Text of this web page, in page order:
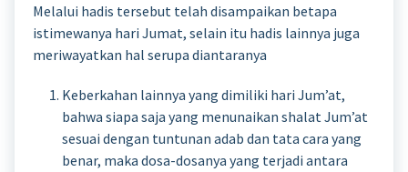
Melalui hadis tersebut telah disampaikan betapa
istimewanya hari Jumat, selain itu hadis lainnya juga
meriwayatkan hal serupa diantaranya
Keberkahan lainnya yang dimiliki hari Jum’at,
bahwa siapa saja yang menunaikan shalat Jum’at
sesuai dengan tuntunan adab dan tata cara yang
benar, maka dosa-dosanya yang terjadi antara